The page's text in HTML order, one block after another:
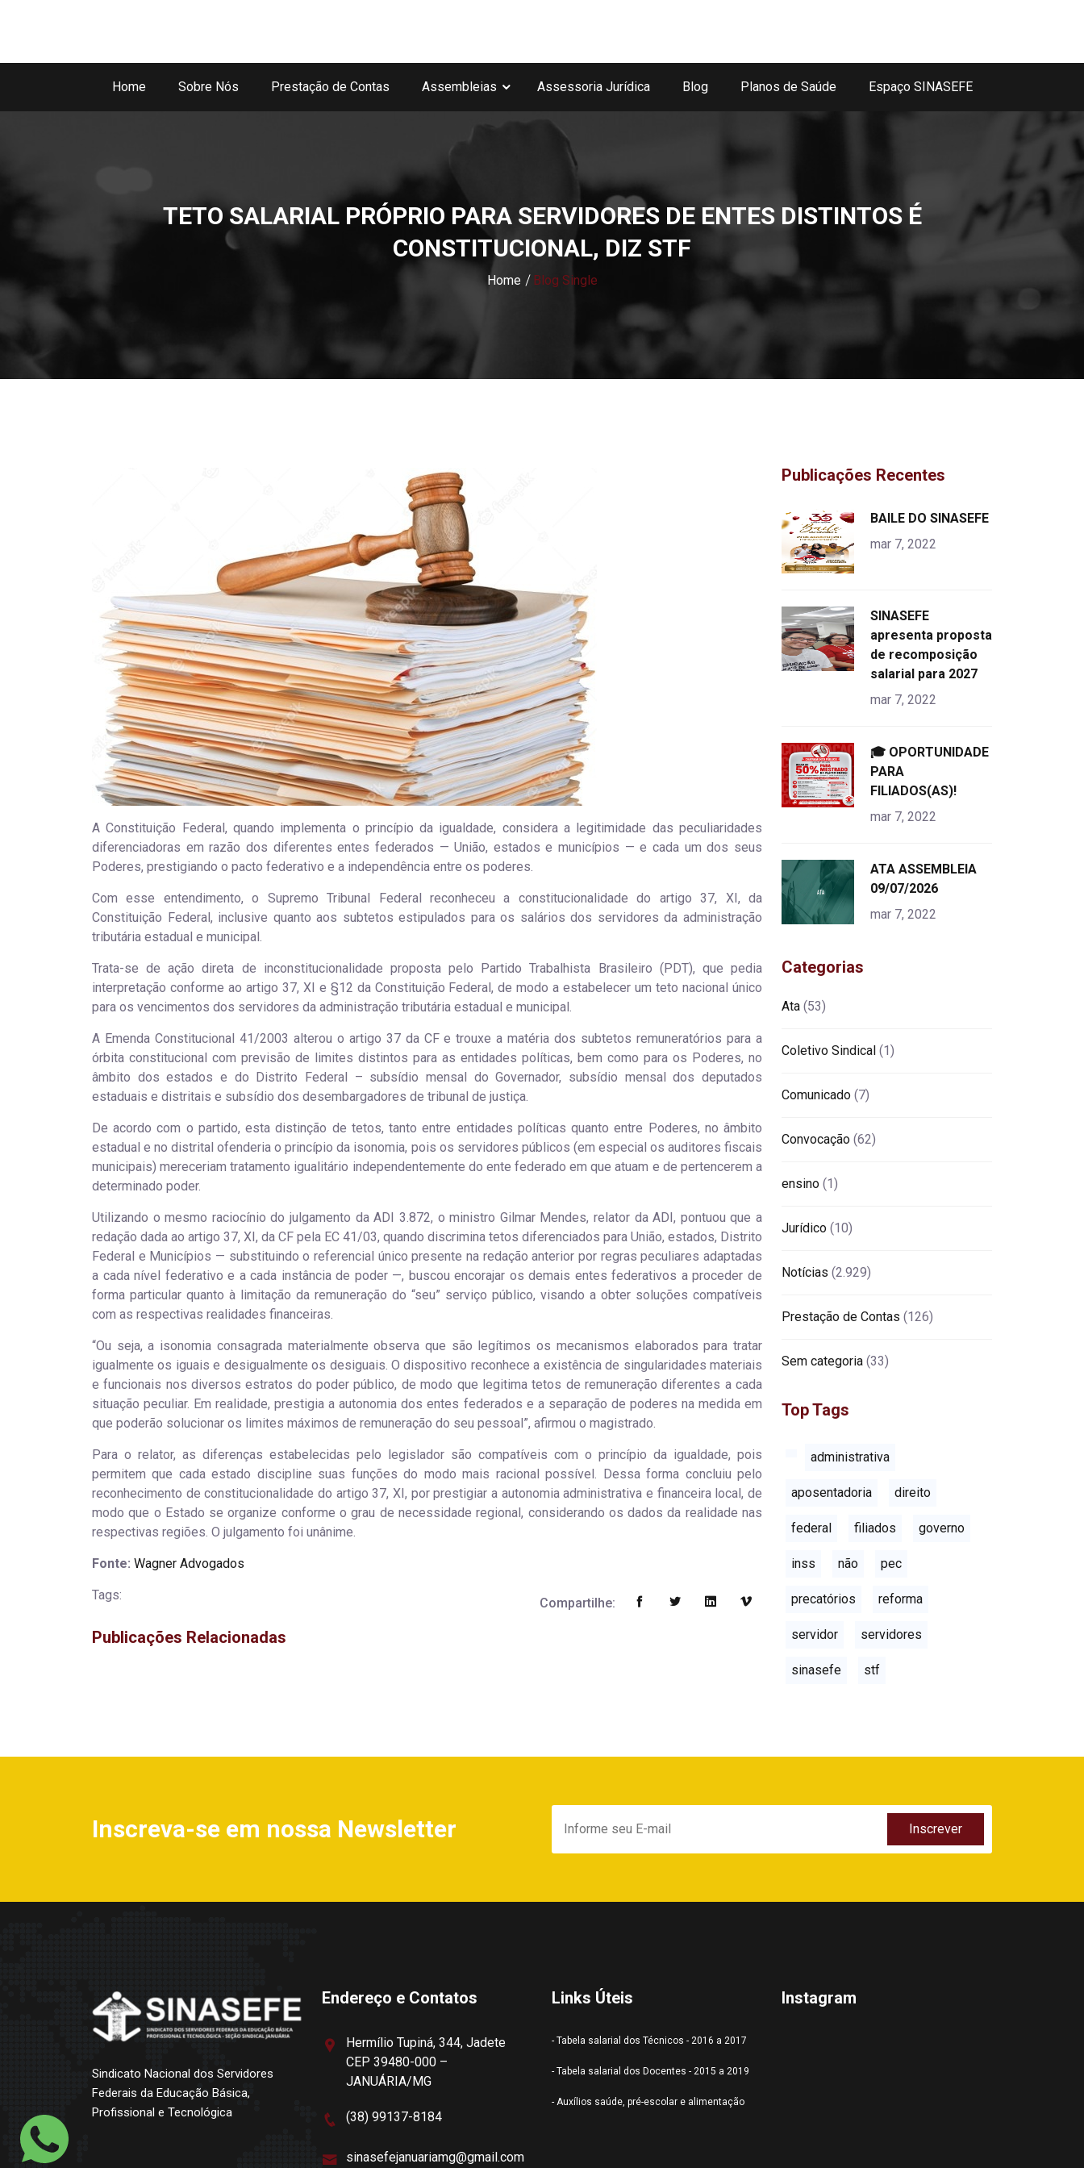
Home Sobre Nós Prestação de Contas Assembleias Assessoria Jurídica Blog Planos de Saúde Espaço SINASEFE
TETO SALARIAL PRÓPRIO PARA SERVIDORES DE ENTES DISTINTOS É
CONSTITUCIONAL, DIZ STF
Home Blog Single
A Constituição Federal, quando implementa o princípio da igualdade, considera a legitimidade das peculiaridades
diferenciadoras em razão dos diferentes entes federados — União, estados e municípios — e cada um dos seus
Poderes, prestigiando o pacto federativo e a independência entre os poderes.
Com esse entendimento, o Supremo Tribunal Federal reconheceu a constitucionalidade do artigo 37, XI, da
Constituição Federal, inclusive quanto aos subtetos estipulados para os salários dos servidores da administração
tributária estadual e municipal.
Trata-se de ação direta de inconstitucionalidade proposta pelo Partido Trabalhista Brasileiro (PDT), que pedia
interpretação conforme ao artigo 37, XI e §12 da Constituição Federal, de modo a estabelecer um teto nacional único
para os vencimentos dos servidores da administração tributária estadual e municipal.
A Emenda Constitucional 41/2003 alterou o artigo 37 da CF e trouxe a matéria dos subtetos remuneratórios para a
órbita constitucional com previsão de limites distintos para as entidades políticas, bem como para os Poderes, no
âmbito dos estados e do Distrito Federal – subsídio mensal do Governador, subsídio mensal dos deputados
estaduais e distritais e subsídio dos desembargadores de tribunal de justiça.
De acordo com o partido, esta distinção de tetos, tanto entre entidades políticas quanto entre Poderes, no âmbito
estadual e no distrital ofenderia o princípio da isonomia, pois os servidores públicos (em especial os auditores fiscais
municipais) mereceriam tratamento igualitário independentemente do ente federado em que atuam e de pertencerem a
determinado poder.
Utilizando o mesmo raciocínio do julgamento da ADI 3.872, o ministro Gilmar Mendes, relator da ADI, pontuou que a
redação dada ao artigo 37, XI, da CF pela EC 41/03, quando discrimina tetos diferenciados para União, estados, Distrito
Federal e Municípios — substituindo o referencial único presente na redação anterior por regras peculiares adaptadas
a cada nível federativo e a cada instância de poder —, buscou encorajar os demais entes federativos a proceder de
forma particular quanto à limitação da remuneração do “seu” serviço público, visando a obter soluções compatíveis
com as respectivas realidades financeiras.
“Ou seja, a isonomia consagrada materialmente observa que são legítimos os mecanismos elaborados para tratar
igualmente os iguais e desigualmente os desiguais. O dispositivo reconhece a existência de singularidades materiais
e funcionais nos diversos estratos do poder público, de modo que legitima tetos de remuneração diferentes a cada
situação peculiar. Em realidade, prestigia a autonomia dos entes federados e a separação de poderes na medida em
que poderão solucionar os limites máximos de remuneração do seu pessoal”, afirmou o magistrado.
Para o relator, as diferenças estabelecidas pelo legislador são compatíveis com o princípio da igualdade, pois
permitem que cada estado discipline suas funções do modo mais racional possível. Dessa forma concluiu pelo
reconhecimento de constitucionalidade do artigo 37, XI, por prestigiar a autonomia administrativa e financeira local, de
modo que o Estado se organize conforme o grau de necessidade regional, considerando os dados da realidade nas
respectivas regiões. O julgamento foi unânime.
Fonte: Wagner Advogados
Tags:
Compartilhe:
Publicações Relacionadas
Publicações Recentes
alt="product">
BAILE DO SINASEFE
mar 7, 2022
alt="product">
SINASEFE
apresenta proposta
de recomposição
salarial para 2027
mar 7, 2022
alt="product">
🎓 OPORTUNIDADE
PARA
FILIADOS(AS)!
mar 7, 2022
alt="product">
ATA ASSEMBLEIA
09/07/2026
mar 7, 2022
Categorias
Ata (53)
Coletivo Sindical (1)
Comunicado (7)
Convocação (62)
ensino (1)
Jurídico (10)
Notícias (2.929)
Prestação de Contas (126)
Sem categoria (33)
Top Tags
administrativa
aposentadoria direito
federal filiados governo
inss não pec
precatórios reforma
servidor servidores
sinasefe stf
Inscreva-se em nossa Newsletter
Sindicato Nacional dos Servidores
Federais da Educação Básica,
Profissional e Tecnológica
Endereço e Contatos
Hermílio Tupiná, 344, Jadete
CEP 39480-000 –
JANUÁRIA/MG
(38) 99137-8184
sinasefejanuariamg@gmail.com
Links Úteis
- Tabela salarial dos Técnicos - 2016 a 2017
- Tabela salarial dos Docentes - 2015 a 2019
- Auxílios saúde, pré-escolar e alimentação
Instagram